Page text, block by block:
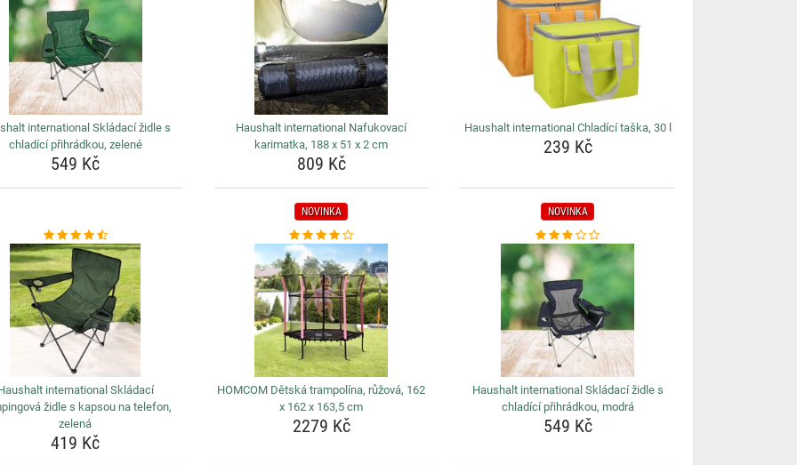
international Skládací židle s
chladící přihrádkou, zelené
549 Kč
Haushalt international Nafukovací
karimatka, 188 x 51 x 2 cm
809 Kč
Haushalt international Chladící taška, 30 l
239 Kč
international Skládací
židle s kapsou na telefon,
zelená
419 Kč
NOVINKA
HOMCOM Dětská trampolína, růžová, 162
x 162 x 163,5 cm
2279 Kč
NOVINKA
Haushalt international Skládací židle s
chladící přihrádkou, modrá
549 Kč